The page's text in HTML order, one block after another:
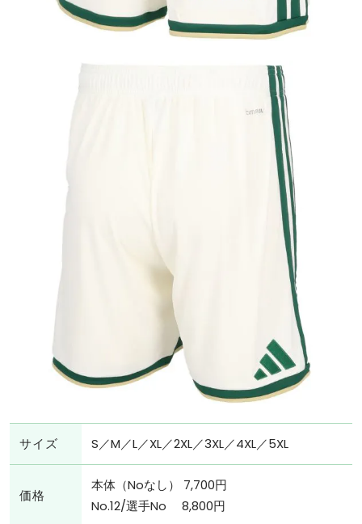
サイズ S／M／L／XL／2XL／3XL／4XL／5XL
価格
本体（Noなし） 7,700円
No.12/選手No 8,800円